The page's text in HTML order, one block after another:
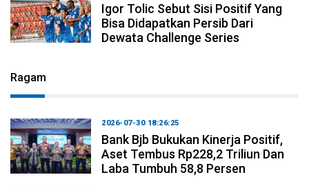
Igor Tolic Sebut Sisi Positif Yang
Bisa Didapatkan Persib Dari
Dewata Challenge Series
Ragam
2026-07-30 18:26:25
Bank Bjb Bukukan Kinerja Positif,
Aset Tembus Rp228,2 Triliun Dan
Laba Tumbuh 58,8 Persen